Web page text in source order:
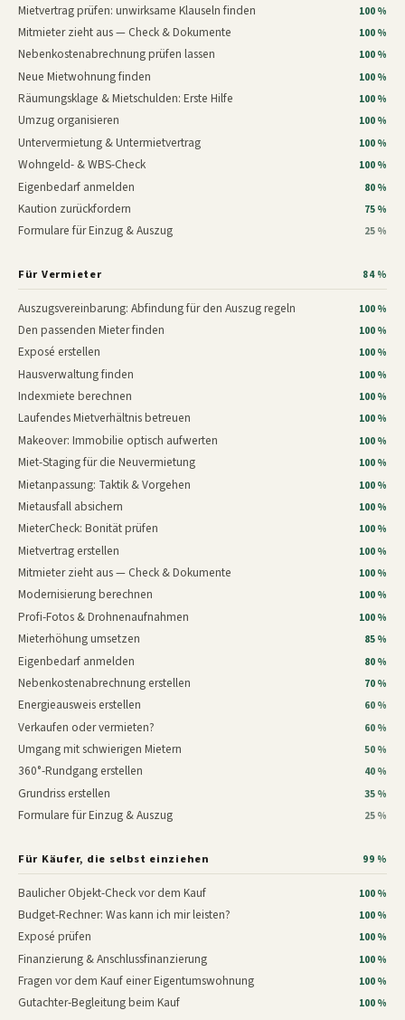
Mietvertrag prüfen: unwirksame Klauseln finden 100 %
Mitmieter zieht aus — Check & Dokumente 100 %
Nebenkostenabrechnung prüfen lassen 100 %
Neue Mietwohnung finden 100 %
Räumungsklage & Mietschulden: Erste Hilfe 100 %
Umzug organisieren 100 %
Untervermietung & Untermietvertrag 100 %
Wohngeld- & WBS-Check 100 %
Eigenbedarf anmelden 80 %
Kaution zurückfordern 75 %
Formulare für Einzug & Auszug 25 %
Für Vermieter 84 %
Auszugsvereinbarung: Abfindung für den Auszug regeln 100 %
Den passenden Mieter finden 100 %
Exposé erstellen 100 %
Hausverwaltung finden 100 %
Indexmiete berechnen 100 %
Laufendes Mietverhältnis betreuen 100 %
Makeover: Immobilie optisch aufwerten 100 %
Miet-Staging für die Neuvermietung 100 %
Mietanpassung: Taktik & Vorgehen 100 %
Mietausfall absichern 100 %
MieterCheck: Bonität prüfen 100 %
Mietvertrag erstellen 100 %
Mitmieter zieht aus — Check & Dokumente 100 %
Modernisierung berechnen 100 %
Profi-Fotos & Drohnenaufnahmen 100 %
Mieterhöhung umsetzen 85 %
Eigenbedarf anmelden 80 %
Nebenkostenabrechnung erstellen 70 %
Energieausweis erstellen 60 %
Verkaufen oder vermieten? 60 %
Umgang mit schwierigen Mietern 50 %
360°-Rundgang erstellen 40 %
Grundriss erstellen 35 %
Formulare für Einzug & Auszug 25 %
Für Käufer, die selbst einziehen 99 %
Baulicher Objekt-Check vor dem Kauf 100 %
Budget-Rechner: Was kann ich mir leisten? 100 %
Exposé prüfen 100 %
Finanzierung & Anschlussfinanzierung 100 %
Fragen vor dem Kauf einer Eigentumswohnung 100 %
Gutachter-Begleitung beim Kauf 100 %